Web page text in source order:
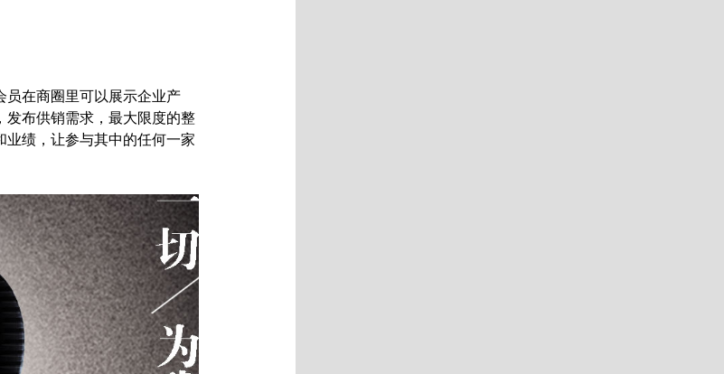
员在商圈里可以展示企业产
发布供销需求，最大限度的整
绩，让参与其中的任何一家